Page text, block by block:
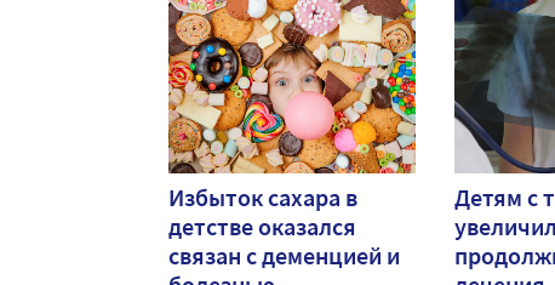
Избыток сахара в
детстве оказался
связан с деменцией и
Детям с